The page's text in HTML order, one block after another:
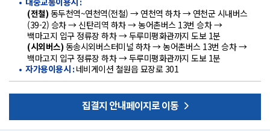
대중교통이용시 :
(전철) 동두천역~연천역(전철) → 연천역 하차 → 연천군 시내버스
(39-2) 승차 → 신탄리역 하차 → 농어촌버스 13번 승차 →
백마고지 입구 정류장 하차 → 두루미평화관까지 도보 1분
(시외버스) 동송시외버스터미널 하차 → 농어촌버스 13번 승차 →
백마고지 입구 정류장 하차 → 두루미평화관까지 도보 1분
자가용이용시 : 네비게이션 철원읍 묘장로 301
집결지 안내페이지로 이동